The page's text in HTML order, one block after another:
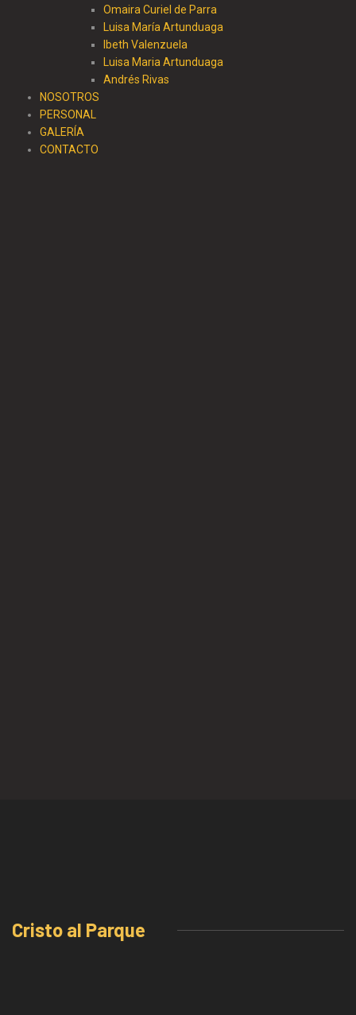
Omaira Curiel de Parra
Luisa María Artunduaga
Ibeth Valenzuela
Luisa Maria Artunduaga
Andrés Rivas
NOSOTROS
PERSONAL
GALERÍA
CONTACTO
Cristo al Parque